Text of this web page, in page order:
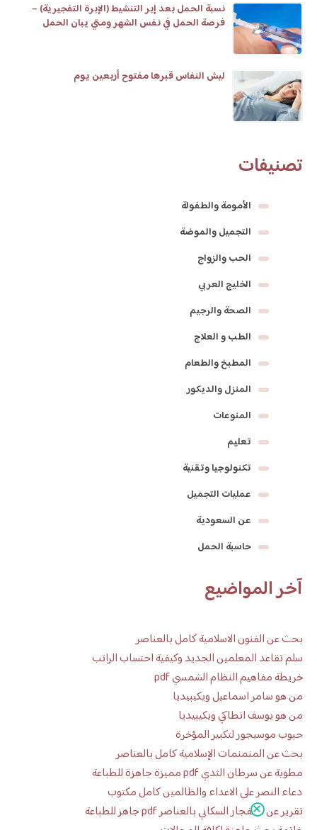
نسبة الحمل بعد إبر التنشيط (الإبرة التفجيرية) –
فرصة الحمل في نفس الشهر ومتي يبان الحمل
ليش النفاس قبرها مفتوح أربعين يوم
تصنيفات
الأمومة والطفولة
التجميل والموضة
الحب والزواج
الخليج العربي
الصحة والرجيم
الطب و العلاج
المطبخ والطعام
المنزل والديكور
المنوعات
تعليم
تكنولوجيا وتقنية
عمليات التجميل
عن السعودية
حاسبة الحمل
آخر المواضيع
بحث عن الفنون الاسلامية كامل بالعناصر
سلم تقاعد المعلمين الجديد وكيفية احتساب الراتب
خريطة مفاهيم النظام الشمسي pdf
من هو سامر اسماعيل ويكيبيديا
من هو يوسف انطاكي ويكيبيديا
حبوب موسيجور لتكبير المؤخرة
بحث عن المنمنمات الإسلامية كامل بالعناصر
مطوية عن سرطان الثدي pdf مميزة جاهزة للطباعة
دعاء النصر على الاعداء والظالمين كامل مكتوب
تقرير عن الانفجار السكاني بالعناصر pdf جاهز للطباعة